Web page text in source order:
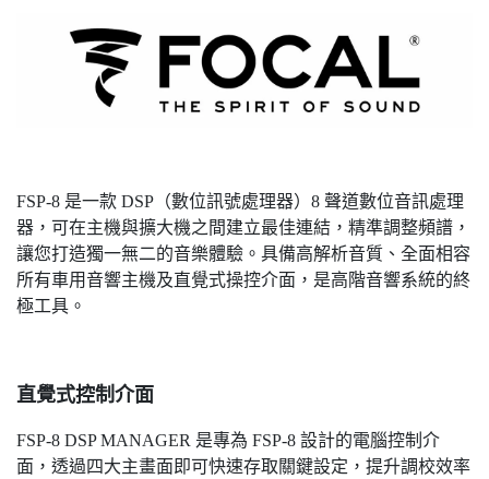
FSP-8 是一款 DSP（數位訊號處理器）8 聲道數位音訊處理
器，可在主機與擴大機之間建立最佳連結，精準調整頻譜，
讓您打造獨一無二的音樂體驗。具備高解析音質、全面相容
所有車用音響主機及直覺式操控介面，是高階音響系統的終
極工具。
直覺式控制介面
FSP-8 DSP MANAGER 是專為 FSP-8 設計的電腦控制介
面，透過四大主畫面即可快速存取關鍵設定，提升調校效率